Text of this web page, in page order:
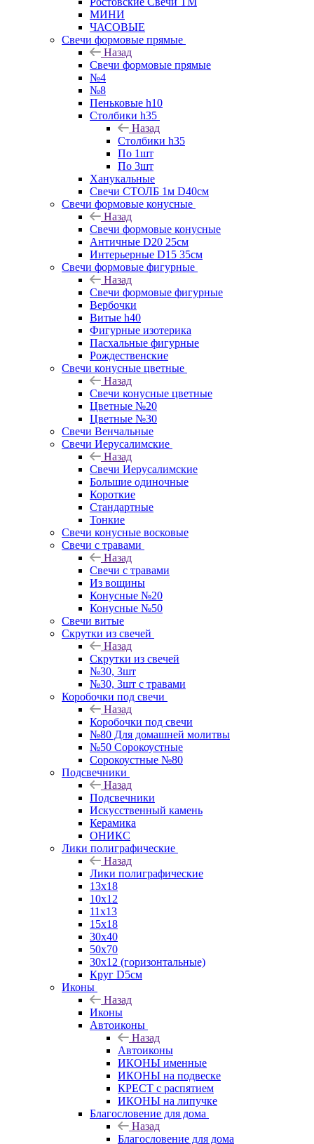
МИНИ
ЧАСОВЫЕ
Свечи формовые прямые
Назад
Свечи формовые прямые
№4
№8
Пеньковые h10
Столбики h35
Назад
Столбики h35
По 1шт
По 3шт
Ханукальные
Свечи СТОЛБ 1м D40см
Свечи формовые конусные
Назад
Свечи формовые конусные
Античные D20 25см
Интерьерные D15 35см
Свечи формовые фигурные
Назад
Свечи формовые фигурные
Вербочки
Витые h40
Фигурные изотерика
Пасхальные фигурные
Рождественские
Свечи конусные цветные
Назад
Свечи конусные цветные
Цветные №20
Цветные №30
Свечи Венчальные
Свечи Иерусалимские
Назад
Свечи Иерусалимские
Большие одиночные
Короткие
Стандартные
Тонкие
Свечи конусные восковые
Свечи с травами
Назад
Свечи с травами
Из вощины
Конусные №20
Конусные №50
Свечи витые
Скрутки из свечей
Назад
Скрутки из свечей
№30, 3шт
№30, 3шт с травами
Коробочки под свечи
Назад
Коробочки под свечи
№80 Для домашней молитвы
№50 Сорокоустные
Сорокоустные №80
Подсвечники
Назад
Подсвечники
Искусственный камень
Керамика
ОНИКС
Лики полиграфические
Назад
Лики полиграфические
13x18
10x12
11х13
15х18
30x40
50x70
30x12 (горизонтальные)
Круг D5см
Иконы
Назад
Иконы
Автоиконы
Назад
Автоиконы
ИКОНЫ именные
ИКОНЫ на подвеске
КРЕСТ с распятием
ИКОНЫ на липучке
Благословение для дома
Назад
Благословение для дома